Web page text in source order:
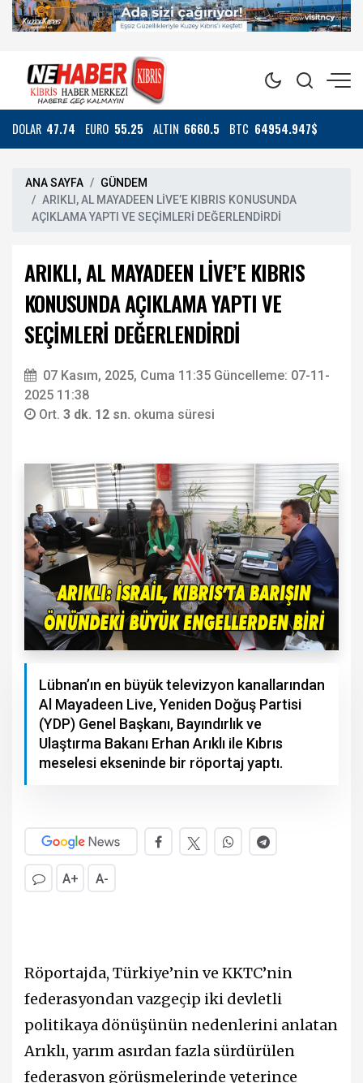
DOLAR 47.74 EURO 55.25 ALTIN 6660.5 BTC 64954.947$
ANA SAYFA
GÜNDEM
ARIKLI, AL MAYADEEN LİVE’E KIBRIS KONUSUNDA
AÇIKLAMA YAPTI VE SEÇİMLERİ DEĞERLENDİRDİ
ARIKLI, AL MAYADEEN LİVE’E KIBRIS
KONUSUNDA AÇIKLAMA YAPTI VE
SEÇİMLERİ DEĞERLENDİRDİ
07 Kasım, 2025, Cuma 11:35 Güncelleme: 07-11-
2025 11:38
Ort. 3 dk. 12 sn. okuma süresi
Lübnan’ın en büyük televizyon kanallarından
Al Mayadeen Live, Yeniden Doğuş Partisi
(YDP) Genel Başkanı, Bayındırlık ve
Ulaştırma Bakanı Erhan Arıklı ile Kıbrıs
meselesi ekseninde bir röportaj yaptı.
A+ A-
Röportajda, Türkiye’nin ve KKTC’nin
federasyondan vazgeçip iki devletli
politikaya dönüşünün nedenlerini anlatan
Arıklı, yarım asırdan fazla sürdürülen
federasyon görüşmelerinde yeterince